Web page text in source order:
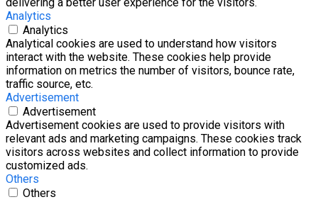
Analytics
Analytics
Analytical cookies are used to understand how visitors
interact with the website. These cookies help provide
information on metrics the number of visitors, bounce rate,
traffic source, etc.
Advertisement
Advertisement
Advertisement cookies are used to provide visitors with
relevant ads and marketing campaigns. These cookies track
visitors across websites and collect information to provide
customized ads.
Others
Others